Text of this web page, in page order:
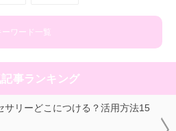
ーワード一覧
記事ランキング
サリーどこにつける？活用方法15